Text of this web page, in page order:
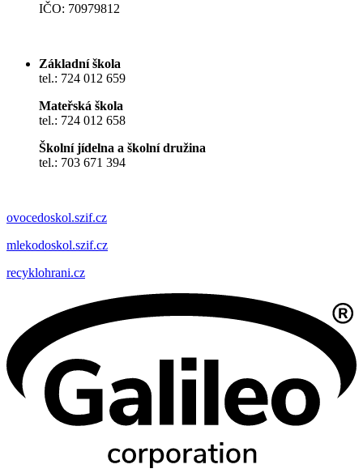
IČO: 70979812
Základní škola
tel.: 724 012 659
Mateřská škola
tel.: 724 012 658
Školní jídelna a školní družina
tel.: 703 671 394
ovocedoskol.szif.cz
mlekodoskol.szif.cz
recyklohrani.cz